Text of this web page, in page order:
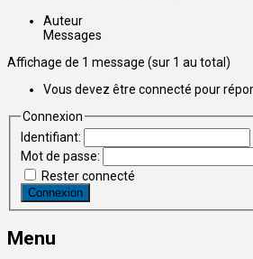
Auteur
Messages
Affichage de 1 message (sur 1 au total)
Vous devez être connecté pour
Connexion
Identifiant:
Mot de passe:
Rester connecté
Connexion
Menu